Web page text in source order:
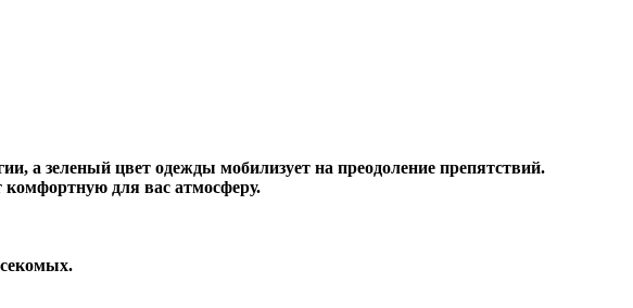
а зеленый цвет одежды мобилизует на преодоление препятствий.
для вас атмосферу.